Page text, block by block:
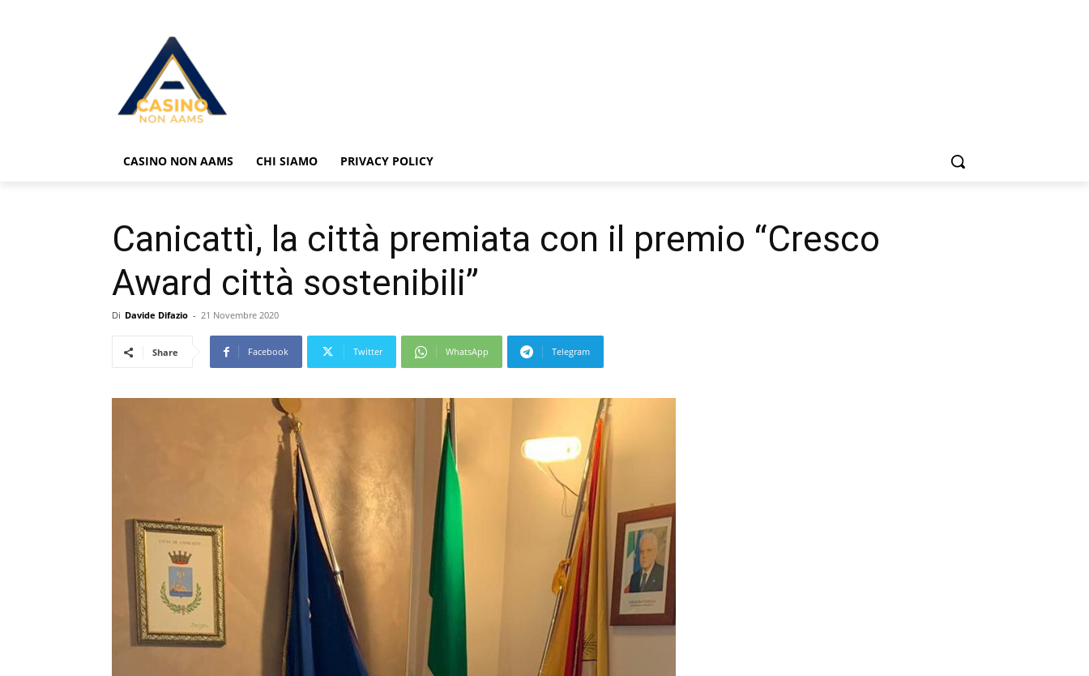
CASINO NON AAMS CHI SIAMO PRIVACY POLICY
Canicattì, la città premiata con il premio “Cresco
Award città sostenibili”
Di Davide Difazio - 21 Novembre 2020
Share Facebook Twitter WhatsApp Telegram